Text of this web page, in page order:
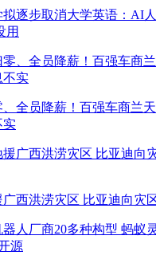
逐步取消大学英语：AI
用
全员降薪！百强车商兰
实
西洪涝灾区 比亚迪向灾